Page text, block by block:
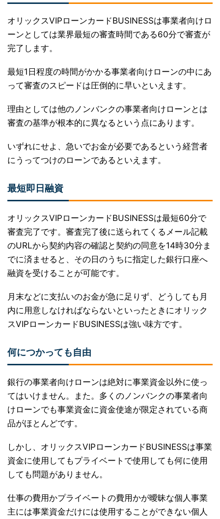
オリックスVIPローンカードBUSINESSは事業者向けロ
ーンとしては業界最短の審査時間である60分で審査が
完了します。
最短1日程度の時間がかかる事業者向けローンの中にあ
って審査のスピードは圧倒的に早いといえます。
理由としては他のノンバンクの事業者向けローンとは
審査の基準が根本的に異なるという点にあります。
いずれにせよ、急いでお金が必要であるという経営者
にうってつけのローンであるといえます。
最短即日融資
オリックスVIPローンカードBUSINESSは最短60分で
審査完了です。審査完了後に送られてくるメール記載
のURLから契約内容の確認と契約の同意を14時30分ま
でに済ませると、その日のうちに指定した銀行口座へ
融資を受けることが可能です。
月末などに支払いのお金が急に足りず、どうしても月
内に用意しなければならないといったときにオリック
スVIPローンカードBUSINESSは強い味方です。
何につかっても自由
銀行の事業者向けローンは絶対に事業資金以外に使っ
てはいけません。また。多くのノンバンクの事業者向
けローンでも事業資金に資金使途が限定されている商
品がほとんどです。
しかし、オリックスVIPローンカードBUSINESSは事業
資金に使用してもプライベートで使用しても何に使用
しても問題がありません。
仕事の費用かプライベートの費用かが曖昧な個人事業
主には事業資金だけには使用することができない個人